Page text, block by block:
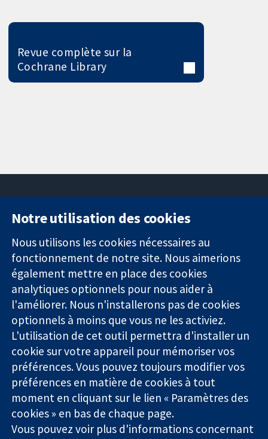
Revue complète sur la
Cochrane Library
Des données
probantes.
Des décisions
éclairées.
Une meilleure
santé.
11-13 Cavendish
Square
Londres
W1G0AN
Royaume-Uni
nous
Actualités
presse
Qui sommes-
nous
Offres
d'emploi
Library
La Collaboration Cochrane est une association caritative (n°
1045921) et une société à responsabilité limitée par garantie (n°
03044323) enregistrée en Angleterre et au Pays de Galles. Numéro
Notre utilisation des cookies
Nous utilisons les cookies nécessaires au
fonctionnement de notre site. Nous aimerions
également mettre en place des cookies
analytiques optionnels pour nous aider à
l'améliorer. Nous n'installerons pas de cookies
optionnels à moins que vous ne les activiez.
L'utilisation de cet outil permettra d'installer un
cookie sur votre appareil pour mémoriser vos
préférences. Vous pouvez toujours modifier vos
préférences en matière de cookies à tout
moment en cliquant sur le lien « Paramètres des
cookies » en bas de chaque page.
Vous pouvez voir plus d'informations concernant